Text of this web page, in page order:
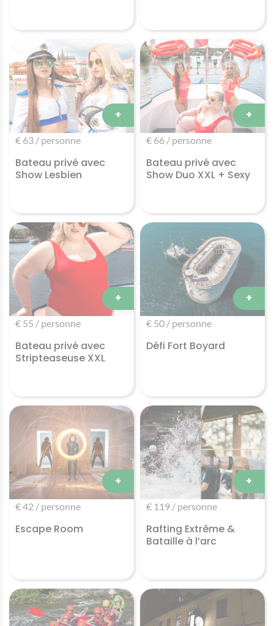
+
€ 63 / personne
Bateau privé avec
Show Lesbien
+
€ 66 / personne
Bateau privé avec
Show Duo XXL + Sexy
+
€ 55 / personne
Bateau privé avec
Stripteaseuse XXL
+
€ 50 / personne
Défi Fort Boyard
+
€ 42 / personne
Escape Room
+
€ 119 / personne
Rafting Extrême &
Bataille à l’arc